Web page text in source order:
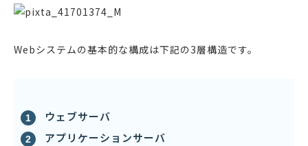
Webシステムの基本的な構成は下記の3層構造です。
ウェブサーバ
アプリケーションサーバ